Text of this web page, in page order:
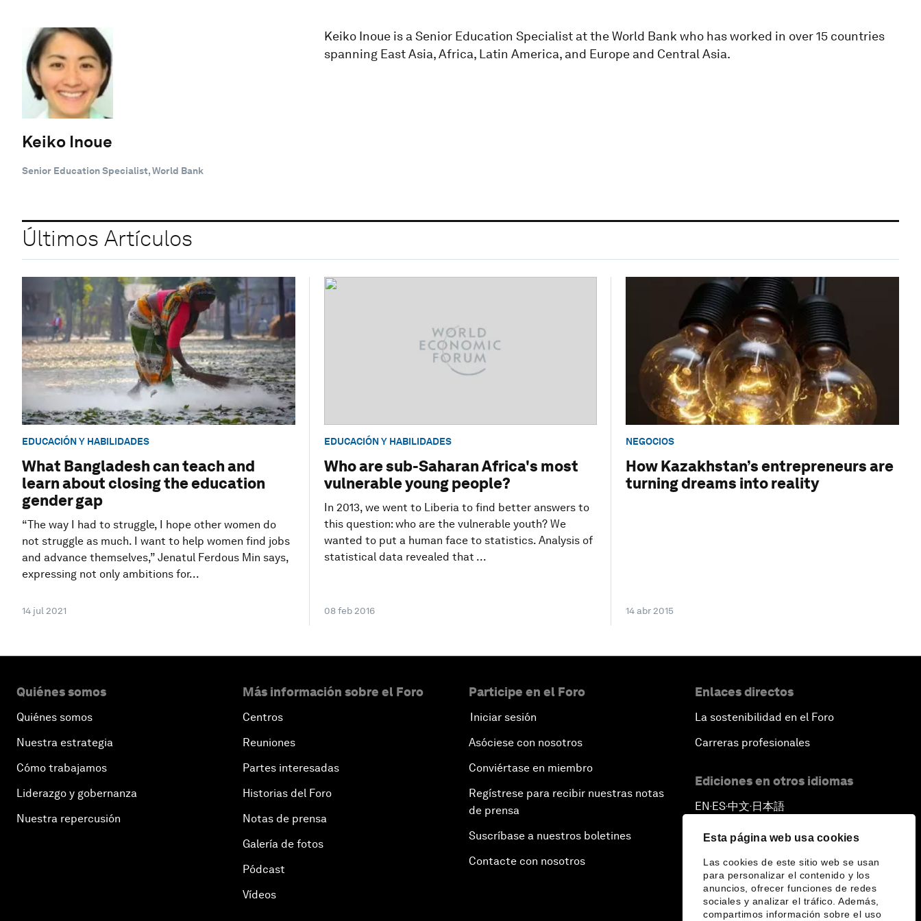
Esta página web usa cookies
Las cookies de este sitio web se usan
para personalizar el contenido y los
anuncios, ofrecer funciones de redes
sociales y analizar el tráfico. Además,
compartimos información sobre el uso
Keiko Inoue
Senior Education Specialist, World Bank
Keiko Inoue is a Senior Education Specialist at the World Bank who has worked in over 15 countries
spanning East Asia, Africa, Latin America, and Europe and Central Asia.
Últimos Artículos
EDUCACIÓN Y HABILIDADES
What Bangladesh can teach and
learn about closing the education
gender gap
“The way I had to struggle, I hope other women do
not struggle as much. I want to help women find jobs
and advance themselves,” Jenatul Ferdous Min says,
expressing not only ambitions for...
14 jul 2021
EDUCACIÓN Y HABILIDADES
Who are sub-Saharan Africa's most
vulnerable young people?
In 2013, we went to Liberia to find better answers to
this question: who are the vulnerable youth? We
wanted to put a human face to statistics. Analysis of
statistical data revealed that ...
08 feb 2016
NEGOCIOS
How Kazakhstan’s entrepreneurs are
turning dreams into reality
14 abr 2015
Quiénes somos
Quiénes somos
Nuestra estrategia
Cómo trabajamos
Liderazgo y gobernanza
Nuestra repercusión
Más información sobre el Foro
Centros
Reuniones
Partes interesadas
Historias del Foro
Notas de prensa
Galería de fotos
Pódcast
Vídeos
Participe en el Foro
Iniciar sesión
Asóciese con nosotros
Conviértase en miembro
Regístrese para recibir nuestras notas
de prensa
Suscríbase a nuestros boletines
Contacte con nosotros
Enlaces directos
La sostenibilidad en el Foro
Carreras profesionales
Ediciones en otros idiomas
EN ▪ ES▪中文▪ 日本語